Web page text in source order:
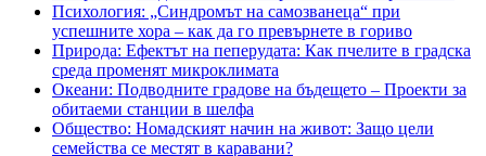
Психология: „Синдромът на самозванеца“ при
успешните хора – как да го превърнете в гориво
Природа: Ефектът на пеперудата: Как пчелите в градска
среда променят микроклимата
Океани: Подводните градове на бъдещето – Проекти за
обитаеми станции в шелфа
Общество: Номадският начин на живот: Защо цели
семейства се местят в каравани?